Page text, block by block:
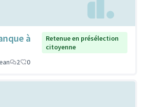
à
Retenue en présélection
citoyenne
2 0